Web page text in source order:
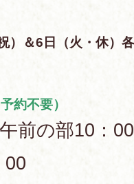
予約
払い方法
見学・体験
）＆6日（火・休）
約不要）
前の部10：
00